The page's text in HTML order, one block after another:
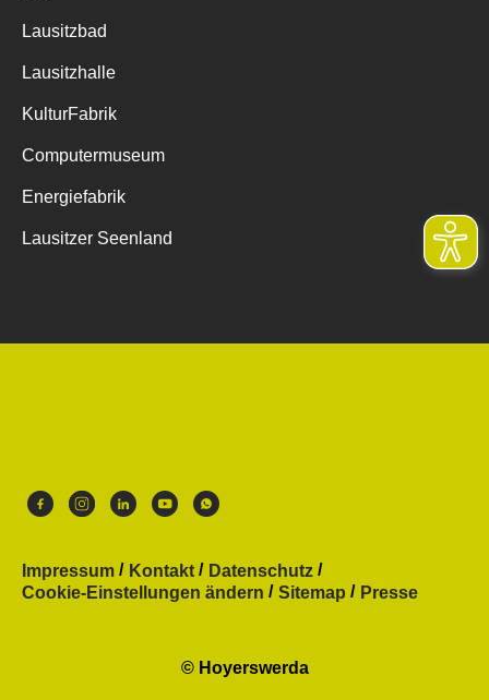
Lausitzbad
Lausitzhalle
KulturFabrik
Computermuseum
Energiefabrik
Lausitzer Seenland
Impressum Kontakt
Datenschutz
Cookie-Einstellungen ändern
Sitemap Presse
© Hoyerswerda